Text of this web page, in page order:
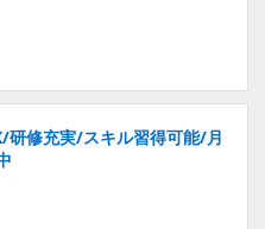
研修充実/スキル習得可能/月